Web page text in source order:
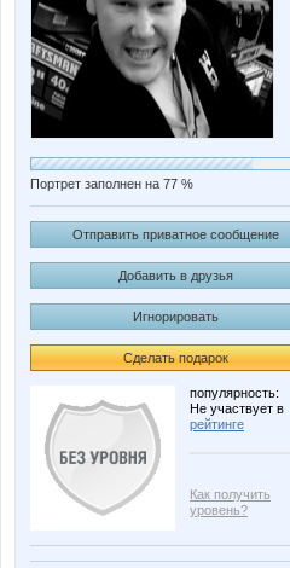
Портрет заполнен на 77 %
Отправить приватное сообщение
Добавить в друзья
Игнорировать
Сделать подарок
популярность:
Не участвует в
рейтинге
Как получить
уровень?